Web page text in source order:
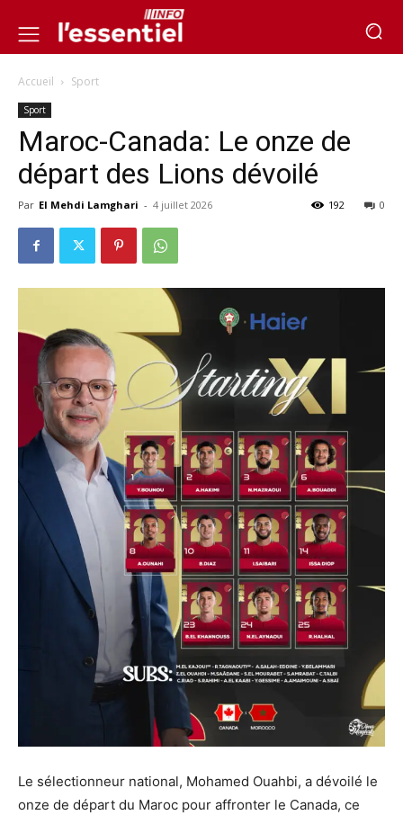
Accueil Sport
Sport
Maroc-Canada: Le onze de
départ des Lions dévoilé
Par El Mehdi Lamghari - 4 juillet 2026 0
192
Le sélectionneur national, Mohamed Ouahbi, a dévoilé le
onze de départ du Maroc pour affronter le Canada, ce